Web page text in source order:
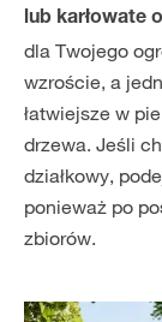
lub karłowate
dla Twojego
wzroście, a
łatwiejsze w
drzewa. Jeśli
działkowy,
ponieważ po
zbiorów.